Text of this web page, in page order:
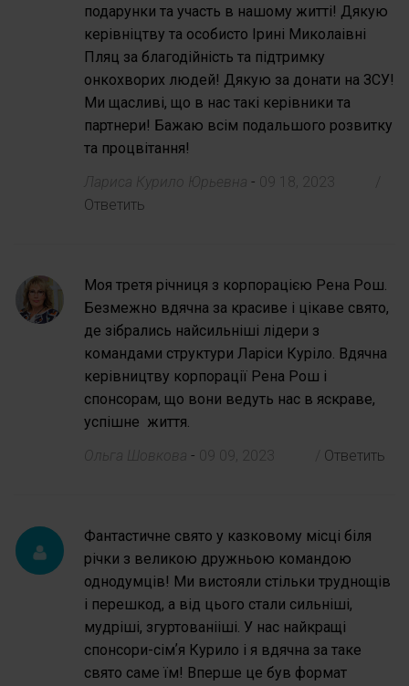
подарунки та участь в нашому житті! Дякую
керівніцтву та особисто Ірині Миколаівні
Пляц за благодійність та підтримку
онкохворих людей! Дякую за донати на ЗСУ!
Ми щасливі, що в нас такі керівники та
партнери! Бажаю всім подальшого розвитку
та процвітання!
Лариса Курило Юрьевна - 09 18, 2023
Ответить
Моя третя річниця з корпорацією Рена Рош.
Безмежно вдячна за красиве і цікаве свято,
де зібрались найсильніші лідери з
командами структури Ларіси Куріло. Вдячна
керівництву корпорації Рена Рош і
спонсорам, що вони ведуть нас в яскраве,
успішне життя.
Ольга Шовкова - 09 09, 2023 Ответить
Фантастичне свято у казковому місці біля
річки з великою дружньою командою
однодумців! Ми вистояли стільки труднощів
і перешкод, а від цього стали сильніші,
мудріші, згуртованііші. У нас найкращі
спонсори-сімʼя Курило і я вдячна за таке
свято саме їм! Вперше це був формат